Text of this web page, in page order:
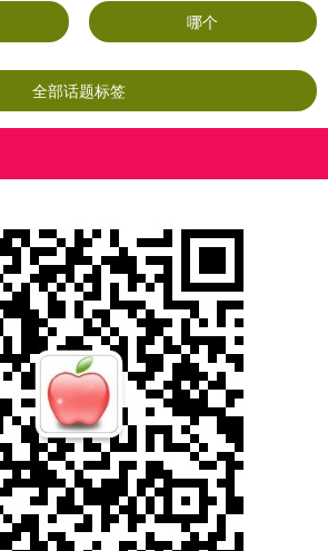
哪个
全部话题标签